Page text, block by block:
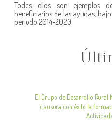
Todos ellos son ejemplos
beneficiarios de las ayudas,
periodo 2014-2020.
El Grupo de Desarrollo Rural
clausura con éxito la